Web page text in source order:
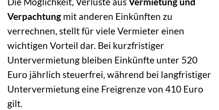
Verpachtung mit anderen Einkünften zu
verrechnen, stellt für viele Vermieter einen
wichtigen Vorteil dar. Bei kurzfristiger
Untervermietung bleiben Einkünfte unter 520
Euro jährlich steuerfrei, während bei langfristiger
Untervermietung eine Freigrenze von 410 Euro
gilt.